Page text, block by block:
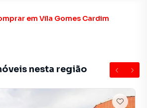
em Vila Gomes Cardim
nesta região